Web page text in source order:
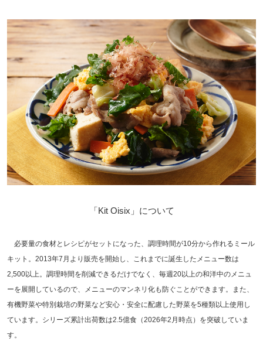
「Kit Oisix」について
必要量の食材とレシピがセットになった、調理時間が10分から作れるミール
キット。2013年7月より販売を開始し、これまでに誕生したメニュー数は
2,500以上。調理時間を削減できるだけでなく、毎週20以上の和洋中のメニュ
ーを展開しているので、メニューのマンネリ化も防ぐことができます。また、
有機野菜や特別栽培の野菜など安心・安全に配慮した野菜を5種類以上使用し
ています。シリーズ累計出荷数は2.5億食（2026年2月時点）を突破していま
す。